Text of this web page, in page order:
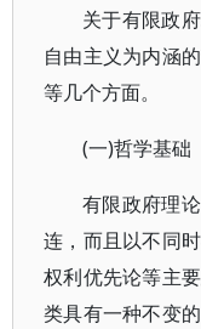
关于有限政
自由主义为内涵
等几个方面。
(一)哲学基础
有限政府理
连，而且以不同
权利优先论等主
类具有一种不变